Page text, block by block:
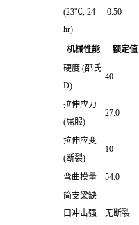
(23℃, 24
hr)
0.50
机械性能 额定值
硬度 (邵氏
D)
40
拉伸应力
(屈服)
27.0
拉伸应变
(断裂)
10
弯曲模量 54.0
简支梁缺
口冲击强
无断裂